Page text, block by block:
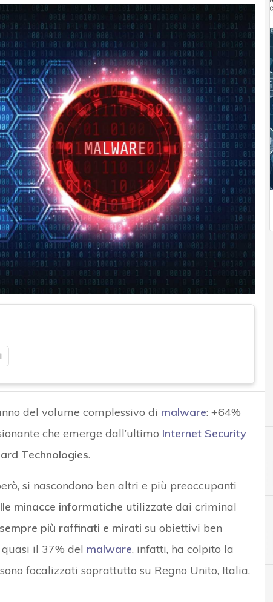
del volume complessivo di malware: +64%
che emerge dall’ultimo Internet Security
Technologies.
si nascondono ben altri e più preoccupanti
minacce informatiche utilizzate dai criminal
più raffinati e mirati su obiettivi ben
il 37% del malware, infatti, ha colpito la
focalizzati soprattutto su Regno Unito, Italia,